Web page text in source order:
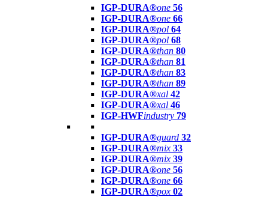
IGP-DURA®one 56
IGP-DURA®one 66
IGP-DURA®pol 64
IGP-DURA®pol 68
IGP-DURA®than 80
IGP-DURA®than 81
IGP-DURA®than 83
IGP-DURA®than 89
IGP-DURA®xal 42
IGP-DURA®xal 46
IGP-HWFindustry 79
IGP-DURA®guard 32
IGP-DURA®mix 33
IGP-DURA®mix 39
IGP-DURA®one 56
IGP-DURA®one 66
IGP-DURA®pox 02